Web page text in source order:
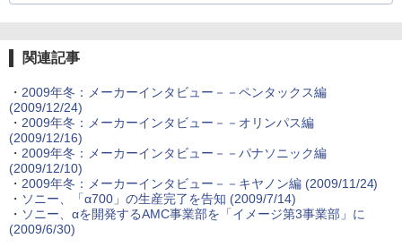
関連記事
・ 2009年冬：メーカーインタビュー－－ペンタックス編
(2009/12/24)
・ 2009年冬：メーカーインタビュー－－オリンパス編
(2009/12/16)
・ 2009年冬：メーカーインタビュー－－パナソニック編
(2009/12/10)
・ 2009年冬：メーカーインタビュー－－キヤノン編 (2009/11/24)
・ ソニー、「α700」の生産完了を告知 (2009/7/14)
・ ソニー、αを開発するAMC事業部を「イメージ第3事業部」に
(2009/6/30)